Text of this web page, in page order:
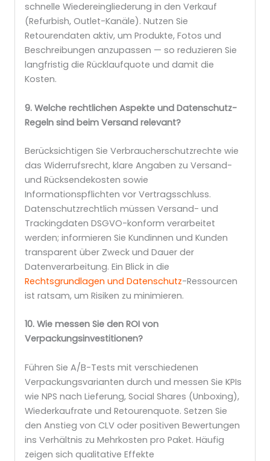
schnelle Wiedereingliederung in den Verkauf
(Refurbish, Outlet-Kanäle). Nutzen Sie
Retourendaten aktiv, um Produkte, Fotos und
Beschreibungen anzupassen — so reduzieren Sie
langfristig die Rücklaufquote und damit die
Kosten.
9. Welche rechtlichen Aspekte und Datenschutz-
Regeln sind beim Versand relevant?
Berücksichtigen Sie Verbraucherschutzrechte wie
das Widerrufsrecht, klare Angaben zu Versand-
und Rücksendekosten sowie
Informationspflichten vor Vertragsschluss.
Datenschutzrechtlich müssen Versand- und
Trackingdaten DSGVO-konform verarbeitet
werden; informieren Sie Kundinnen und Kunden
transparent über Zweck und Dauer der
Datenverarbeitung. Ein Blick in die
Rechtsgrundlagen und Datenschutz-Ressourcen
ist ratsam, um Risiken zu minimieren.
10. Wie messen Sie den ROI von
Verpackungsinvestitionen?
Führen Sie A/B-Tests mit verschiedenen
Verpackungsvarianten durch und messen Sie KPIs
wie NPS nach Lieferung, Social Shares (Unboxing),
Wiederkaufrate und Retourenquote. Setzen Sie
den Anstieg von CLV oder positiven Bewertungen
ins Verhältnis zu Mehrkosten pro Paket. Häufig
zeigen sich qualitative Effekte